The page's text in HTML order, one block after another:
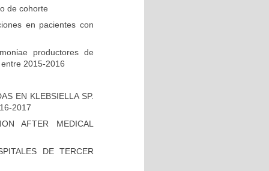
de cohorte
en pacientes con
productores de
2015-2016
EN KLEBSIELLA SP.
2017
AFTER MEDICAL
DE TERCER